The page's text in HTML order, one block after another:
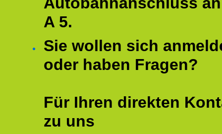
A 5.
Sie wollen sich
oder haben Fragen?
Für Ihren direkten
zu uns